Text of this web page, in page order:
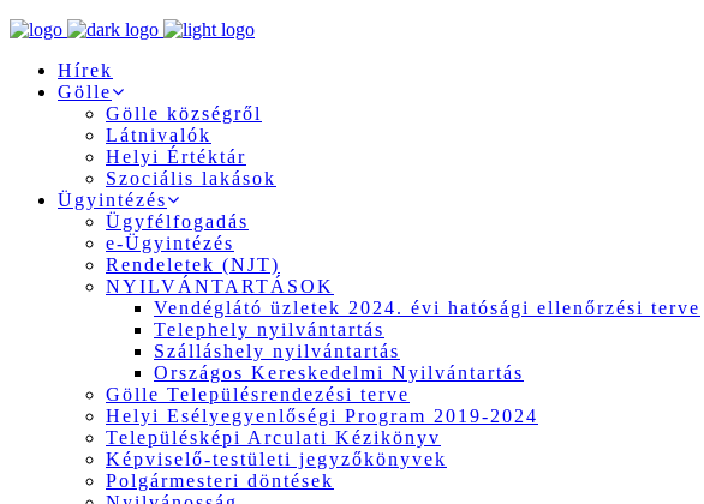
Hírek
Gölle
Gölle községről
Látnivalók
Helyi Értéktár
Szociális lakások
Ügyintézés
Ügyfélfogadás
e-Ügyintézés
Rendeletek (NJT)
NYILVÁNTARTÁSOK
Vendéglátó üzletek 2024. évi hatósági ellenőrzési terve
Telephely nyilvántartás
Szálláshely nyilvántartás
Országos Kereskedelmi Nyilvántartás
Gölle Településrendezési terve
Helyi Esélyegyenlőségi Program 2019-2024
Településképi Arculati Kézikönyv
Képviselő-testületi jegyzőkönyvek
Polgármesteri döntések